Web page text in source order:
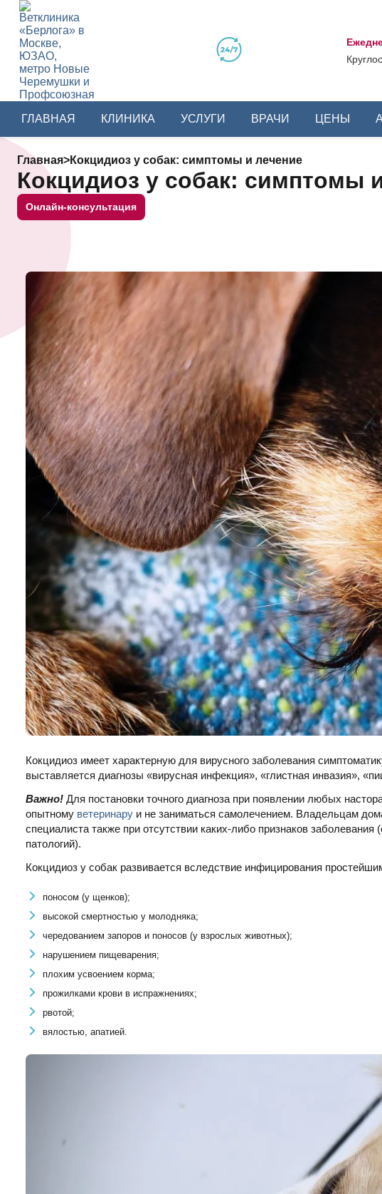
ГЛАВНАЯ КЛИНИКА УСЛУГИ ВРАЧИ ЦЕНЫ
Главная>Кокцидиоз у собак: симптомы и лечение
Кокцидиоз у собак: симптомы
Онлайн-консультация
Кокцидиоз имеет характерную для вирусного заболевания
выставляется диагнозы «вирусная инфекция», «глистная инвазия»,
Важно! Для постановки точного диагноза при появлении любых
опытному ветеринару и не заниматься самолечением. Владельцам
специалиста также при отсутствии каких-либо признаков
патологий).
Кокцидиоз у собак развивается вследствие инфицирования
поносом (у щенков);
высокой смертностью у молодняка;
чередованием запоров и поносов (у взрослых животных);
нарушением пищеварения;
плохим усвоением корма;
прожилками крови в испражнениях;
рвотой;
вялостью, апатией.